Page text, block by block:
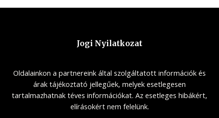
Jogi Nyilatkozat
Oldalainkon a partnereink által szolgáltatott információk és
árak tájékoztató jellegűek, melyek esetlegesen
tartalmazhatnak téves információkat. Az esetleges hibákért,
elírásokért nem felelünk.